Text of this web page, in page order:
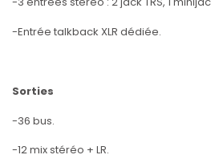
-Entrée talkback XLR dédiée.
Sorties
-36 bus.
-12 mix stéréo + LR.